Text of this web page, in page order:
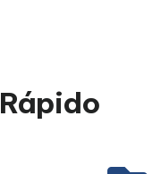
Rápido